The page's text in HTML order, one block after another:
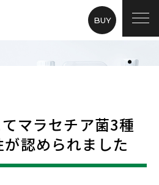
BUY
マラセチア菌3種
認められました